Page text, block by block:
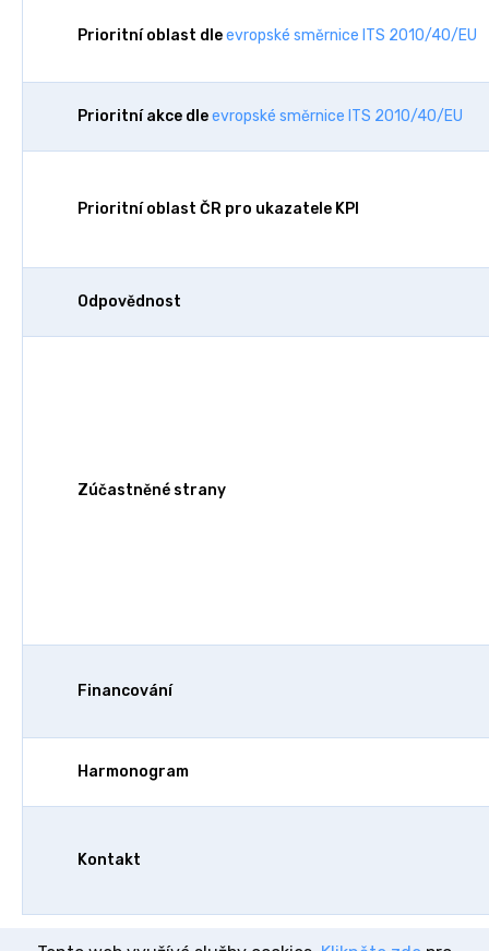
Prioritní oblast dleevropské směrnice ITS 2010/40/EU
Prioritní akce dleevropské směrnice ITS 2010/40/EU
Prioritní oblast ČR pro ukazatele KPI
Odpovědnost
Zúčastněné strany
Financování
Harmonogram
Kontakt